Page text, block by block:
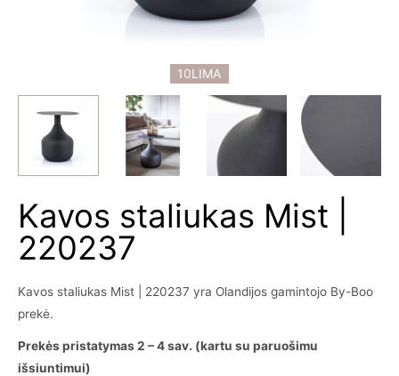
10LIMA
Kavos staliukas Mist |
220237
Kavos staliukas Mist | 220237 yra Olandijos gamintojo By-Boo
prekė.
Prekės pristatymas 2 – 4 sav. (kartu su paruošimu
išsiuntimui)